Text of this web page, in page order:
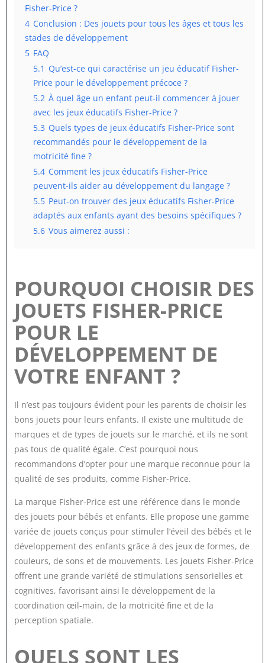
Fisher-Price ?
4 Conclusion : Des jouets pour tous les âges et tous les
stades de développement
5 FAQ
5.1 Qu’est-ce qui caractérise un jeu éducatif Fisher-
Price pour le développement précoce ?
5.2 À quel âge un enfant peut-il commencer à jouer
avec les jeux éducatifs Fisher-Price ?
5.3 Quels types de jeux éducatifs Fisher-Price sont
recommandés pour le développement de la
motricité fine ?
5.4 Comment les jeux éducatifs Fisher-Price
peuvent-ils aider au développement du langage ?
5.5 Peut-on trouver des jeux éducatifs Fisher-Price
adaptés aux enfants ayant des besoins spécifiques ?
5.6 Vous aimerez aussi :
POURQUOI CHOISIR DES
JOUETS FISHER-PRICE
POUR LE
DÉVELOPPEMENT DE
VOTRE ENFANT ?
Il n’est pas toujours évident pour les parents de choisir les
bons jouets pour leurs enfants. Il existe une multitude de
marques et de types de jouets sur le marché, et ils ne sont
pas tous de qualité égale. C’est pourquoi nous
recommandons d’opter pour une marque reconnue pour la
qualité de ses produits, comme Fisher-Price.
La marque Fisher-Price est une référence dans le monde
des jouets pour bébés et enfants. Elle propose une gamme
variée de jouets conçus pour stimuler l’éveil des bébés et le
développement des enfants grâce à des jeux de formes, de
couleurs, de sons et de mouvements. Les jouets Fisher-Price
offrent une grande variété de stimulations sensorielles et
cognitives, favorisant ainsi le développement de la
coordination œil-main, de la motricité fine et de la
perception spatiale.
QUELS SONT LES